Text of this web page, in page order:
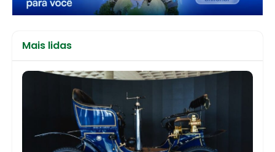
Mais lidas